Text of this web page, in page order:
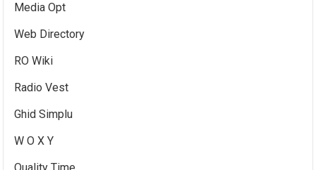
Media Opt
Web Directory
RO Wiki
Radio Vest
Ghid Simplu
W O X Y